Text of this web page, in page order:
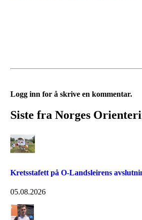
Logg inn for å skrive en kommentar.
Siste fra Norges
Kretsstafett på O-Landsleirens
05.08.2026